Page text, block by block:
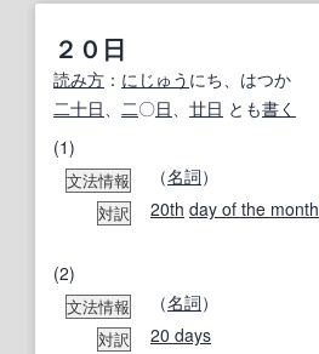
２０日
読み方 ： にじゅう にち、はつか
二十日
二〇日 廿日 とも書く
(1)
文法情報 （名詞）
対訳 20th day of the month
(2)
文法情報 （名詞）
対訳 20 days